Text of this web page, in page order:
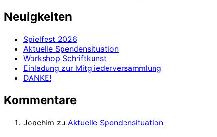
Neuigkeiten
Spielfest 2026
Aktuelle Spendensituation
Workshop Schriftkunst
Einladung zur Mitgliederversammlung
DANKE!
Kommentare
Joachim zu Aktuelle Spendensituation